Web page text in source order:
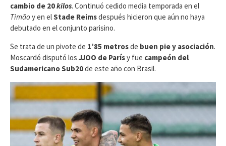
cambio de 20kilos. Continuó cedido media temporada en el
Timão y en elStade Reimsdespués hicieron que aún no haya
debutado en el conjunto parisino.
Se trata de un pivote de 1’85 metrosde buen pie y asociación.
Moscardó disputó los JJOO de Parísy fue campeón del
Sudamericano Sub20de este año con Brasil.